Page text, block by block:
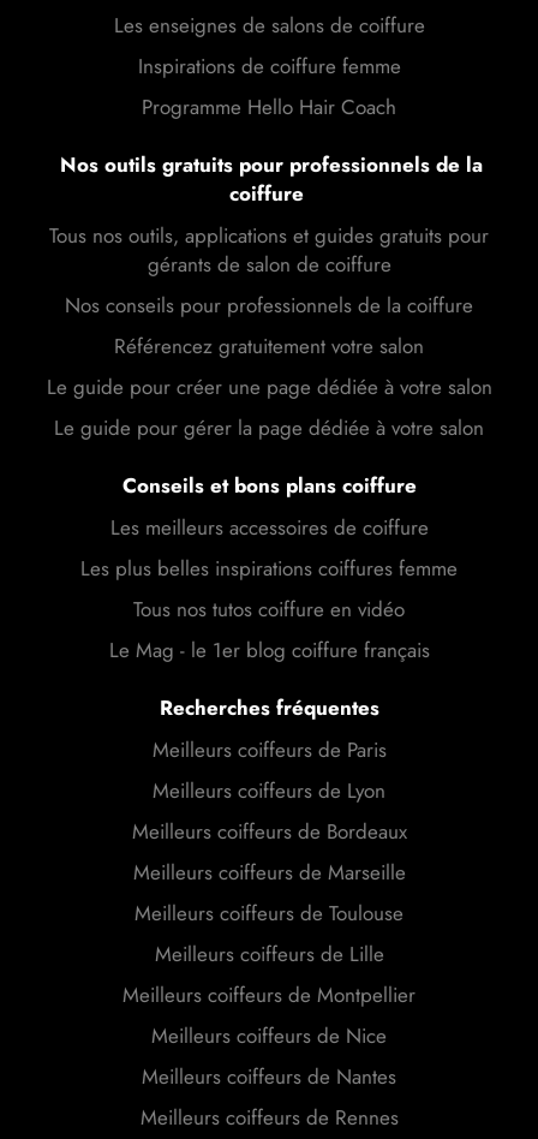
Les enseignes de salons de coiffure
Inspirations de coiffure femme
Programme Hello Hair Coach
Nos outils gratuits pour professionnels de la
coiffure
Tous nos outils, applications et guides gratuits pour
gérants de salon de coiffure
Nos conseils pour professionnels de la coiffure
Référencez gratuitement votre salon
Le guide pour créer une page dédiée à votre salon
Le guide pour gérer la page dédiée à votre salon
Conseils et bons plans coiffure
Les meilleurs accessoires de coiffure
Les plus belles inspirations coiffures femme
Tous nos tutos coiffure en vidéo
Le Mag - le 1er blog coiffure français
Recherches fréquentes
Meilleurs coiffeurs de Paris
Meilleurs coiffeurs de Lyon
Meilleurs coiffeurs de Bordeaux
Meilleurs coiffeurs de Marseille
Meilleurs coiffeurs de Toulouse
Meilleurs coiffeurs de Lille
Meilleurs coiffeurs de Montpellier
Meilleurs coiffeurs de Nice
Meilleurs coiffeurs de Nantes
Meilleurs coiffeurs de Rennes